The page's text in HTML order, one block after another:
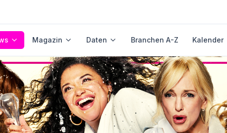
Magazin Daten Branchen A-Z Kalender